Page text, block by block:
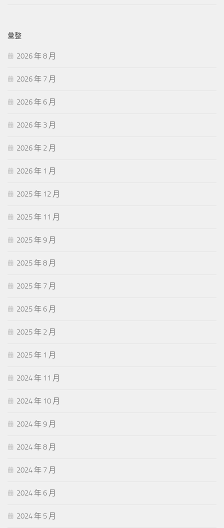
彙整
2026 年 8 月
2026 年 7 月
2026 年 6 月
2026 年 3 月
2026 年 2 月
2026 年 1 月
2025 年 12 月
2025 年 11 月
2025 年 9 月
2025 年 8 月
2025 年 7 月
2025 年 6 月
2025 年 2 月
2025 年 1 月
2024 年 11 月
2024 年 10 月
2024 年 9 月
2024 年 8 月
2024 年 7 月
2024 年 6 月
2024 年 5 月